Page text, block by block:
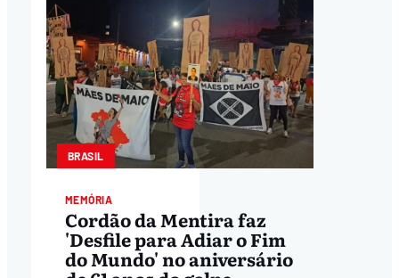
BRASIL
MEMÓRIA
Cordão da Mentira faz
'Desfile para Adiar o Fim
do Mundo' no aniversário